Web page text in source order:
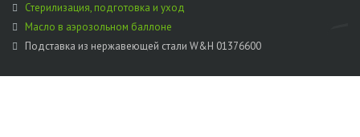
Стерилизация, подготовка и уход
Масло в аэрозольном баллоне
Подставка из нержавеющей стали W&H 01376600